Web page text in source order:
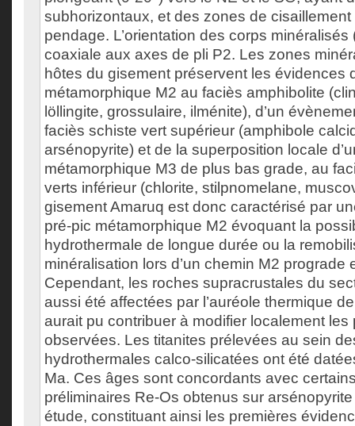
subhorizontaux, et des zones de
pendage. L’orientation des corps
coaxiale aux axes de pli P2. Les zones
hôtes du gisement préservent les évidences
métamorphique M2 au faciès amphibolite
löllingite, grossulaire, ilménite), d’un
faciès schiste vert supérieur (amphibole
arsénopyrite) et de la superposition locale
métamorphique M3 de plus bas grade, au
verts inférieur (chlorite, stilpnomelane,
gisement Amaruq est donc caractérisé par
pré-pic métamorphique M2 évoquant la
hydrothermale de longue durée ou la
minéralisation lors d’un chemin M2 prograde
Cependant, les roches supracrustales du
aussi été affectées par l’auréole thermique
aurait pu contribuer à modifier localement les
observées. Les titanites prélevées au sein
hydrothermales calco-silicatées ont été
Ma. Ces âges sont concordants avec
préliminaires Re-Os obtenus sur
étude, constituant ainsi les premières